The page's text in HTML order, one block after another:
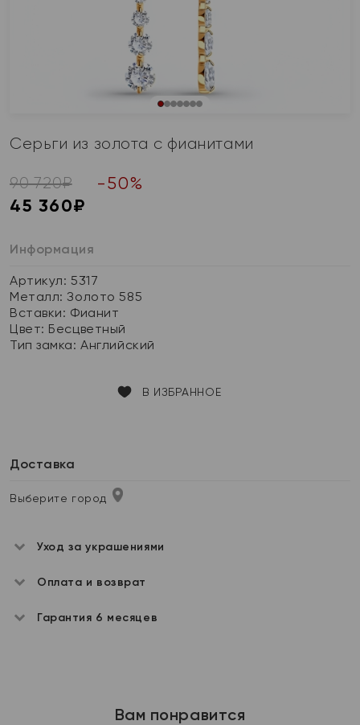
Серьги из золота с фианитами
90 720₽ -50%
45 360₽
Информация
Артикул: 5317
Металл:Золото 585
Вставки: Фианит
Цвет: Бесцветный
Тип замка:Английский
В ИЗБРАННОЕ
Доставка
Выберите город
Уход за украшениями
Оплата и возврат
Гарантия 6 месяцев
Вам понравится